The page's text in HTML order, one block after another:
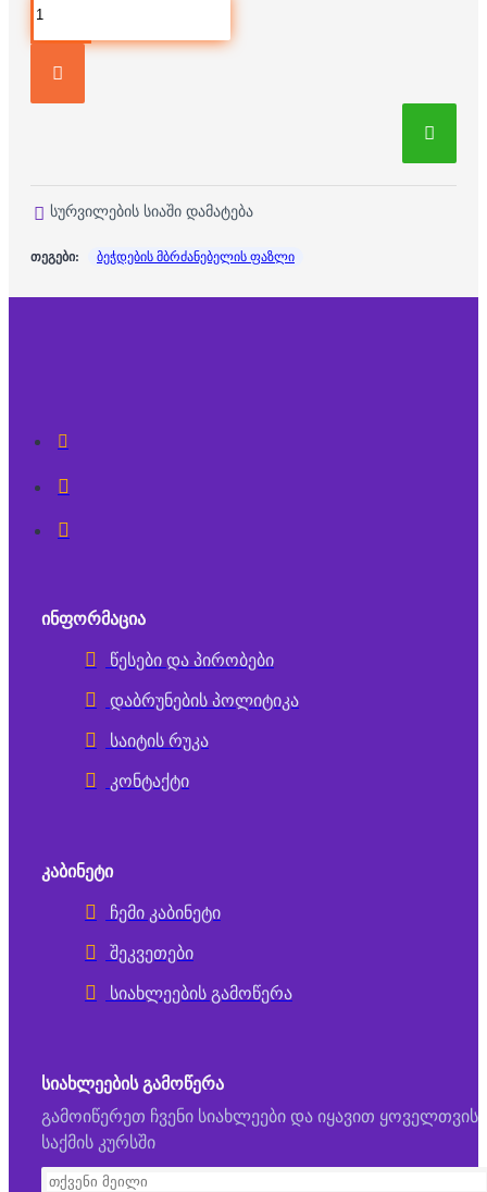
სურვილების სიაში დამატება
თეგები: ბეჭდების მბრძანებელის ფაზლი
ᲘᲜᲤᲝᲠᲛᲐᲪᲘᲐ
წესები და პირობები
დაბრუნების პოლიტიკა
საიტის რუკა
კონტაქტი
ᲙᲐᲑᲘᲜᲔᲢᲘ
ჩემი კაბინეტი
შეკვეთები
სიახლეების გამოწერა
ᲡᲘᲐᲮᲚᲔᲔᲑᲘᲡ ᲒᲐᲛᲝᲬᲔᲠᲐ
გამოიწერეთ ჩვენი სიახლეები და იყავით ყოველთვის
საქმის კურსში